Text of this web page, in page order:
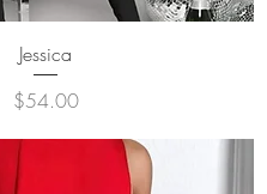
イックビュー
Jessica
価格
$54.00